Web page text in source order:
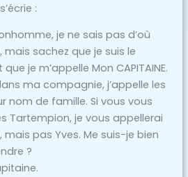
:
je ne sais pas d’où
mais sachez que je suis le
je m’appelle Mon CAPITAINE.
ma compagnie, j’appelle les
nom de famille. Si vous vous
Tartempion, je vous appellerai
mais pas Yves. Me suis-je bien
?